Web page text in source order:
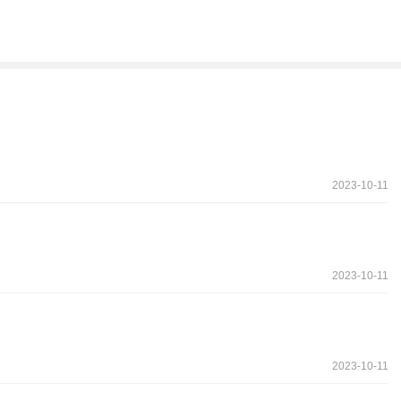
2023-10-11
2023-10-11
2023-10-11